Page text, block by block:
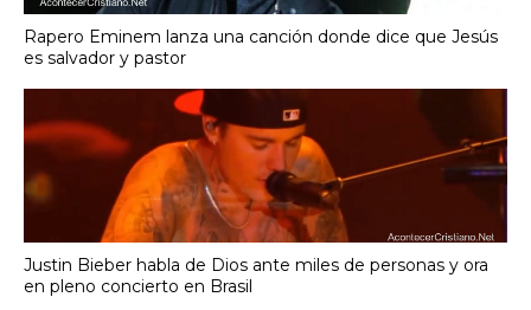
Rapero Eminem lanza una canción donde dice que Jesús
es salvador y pastor
Justin Bieber habla de Dios ante miles de personas y ora
en pleno concierto en Brasil